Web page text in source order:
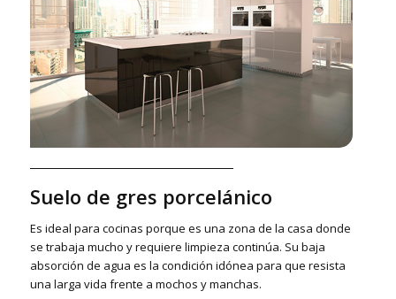
Suelo de gres porcelánico
Es ideal para cocinas porque es una zona de la casa donde
se trabaja mucho y requiere limpieza continúa. Su baja
absorción de agua es la condición idónea para que resista
una larga vida frente a mochos y manchas.